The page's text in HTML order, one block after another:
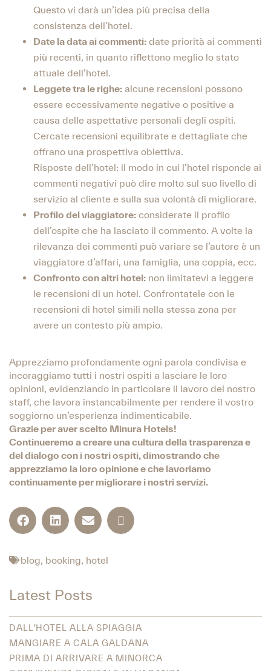
Questo vi darà un’idea più precisa della
consistenza dell’hotel.
Date la data ai commenti: date priorità ai commenti
più recenti, in quanto riflettono meglio lo stato
attuale dell’hotel.
Leggete tra le righe: alcune recensioni possono
essere eccessivamente negative o positive a
causa delle aspettative personali degli ospiti.
Cercate recensioni equilibrate e dettagliate che
offrano una prospettiva obiettiva.
Risposte dell’hotel: il modo in cui l’hotel risponde ai
commenti negativi può dire molto sul suo livello di
servizio al cliente e sulla sua volontà di migliorare.
Profilo del viaggiatore: considerate il profilo
dell’ospite che ha lasciato il commento. A volte la
rilevanza dei commenti può variare se l’autore è un
viaggiatore d’affari, una famiglia, una coppia, ecc.
Confronto con altri hotel: non limitatevi a leggere
le recensioni di un hotel. Confrontatele con le
recensioni di hotel simili nella stessa zona per
avere un contesto più ampio.
Apprezziamo profondamente ogni parola condivisa e
incoraggiamo tutti i nostri ospiti a lasciare le loro
opinioni, evidenziando in particolare il lavoro del nostro
staff, che lavora instancabilmente per rendere il vostro
soggiorno un’esperienza indimenticabile.
Grazie per aver scelto Minura Hotels!
Continueremo a creare una cultura della trasparenza e
del dialogo con i nostri ospiti, dimostrando che
apprezziamo la loro opinione e che lavoriamo
continuamente per migliorare i nostri servizi.
blog, booking, hotel
Latest Posts
DALL’HOTEL ALLA SPIAGGIA
MANGIARE A CALA GALDANA
PRIMA DI ARRIVARE A MINORCA